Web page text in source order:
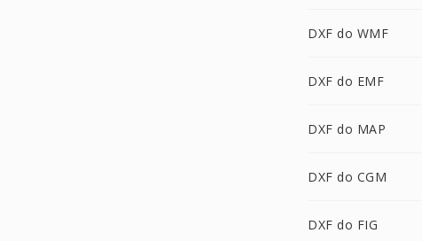
DXF do WMF
DXF do EMF
DXF do MAP
DXF do CGM
DXF do FIG